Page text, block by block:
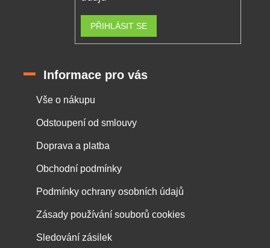
PŘIHLÁSIT SE
Informace pro vás
Vše o nákupu
Odstoupení od smlouvy
Doprava a platba
Obchodní podmínky
Podmínky ochrany osobních údajů
Zásady používání souborů cookies
Sledování zásilek